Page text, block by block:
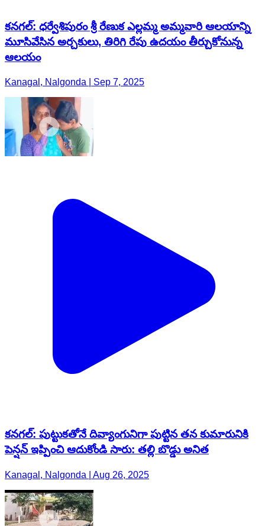
కనగల్: ధర్వేశిపురం శ్రీ రేణుక ఎల్లమ్మ అమ్మవారి ఆలయాన్ని
మూసివేసిన అర్చకులు, తిరిగి రేపు ఉదయం తీర్చుకోనున్న
ఆలయం
Kanagal, Nalgonda | Sep 7, 2025
కనగల్: పుట్టుకతోనే దివ్యాంగునిగా పుట్టిన తన కుమారునికి
పెన్షన్ ఇప్పించి ఆదుకోండి సారు: తల్లి బొడ్డు అనిత
Kanagal, Nalgonda | Aug 26, 2025